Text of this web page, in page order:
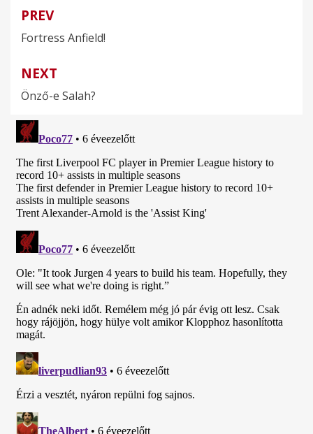
Bejegyzés
navigáció
PREV
Fortress Anfield!
NEXT
Önző-e Salah?